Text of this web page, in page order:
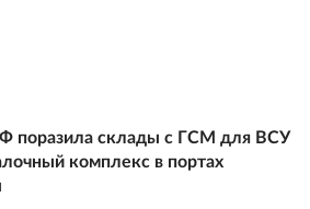
поразила склады с ГСМ для ВСУ
комплекс в портах